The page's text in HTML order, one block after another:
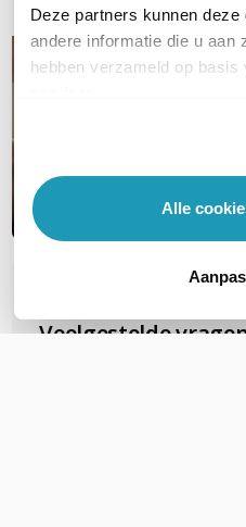
Deze partners kunnen
andere informatie die u aan
hebben verzameld op basis
Alle
Veelgestelde